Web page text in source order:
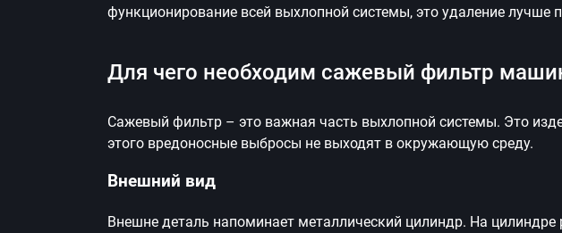
функционирование всей выхлопной системы, это удаление лучше
Для чего необходим сажевый фильтр
Сажевый фильтр – это важная часть выхлопной системы. Это
этого вредоносные выбросы не выходят в окружающую среду.
Внешний вид
Внешне деталь напоминает металлический цилиндр. На